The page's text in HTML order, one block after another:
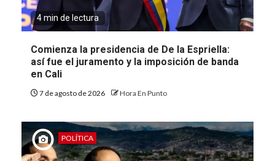
4 min de lectura
Comienza la presidencia de De la Espriella:
así fue el juramento y la imposición de banda
en Cali
7 de agosto de 2026 Hora En Punto
POLÍTICA